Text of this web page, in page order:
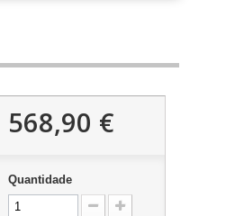
568,90 €
Quantidade